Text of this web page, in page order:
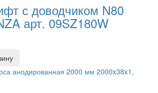
с доводчиком N80
арт. 09SZ180W